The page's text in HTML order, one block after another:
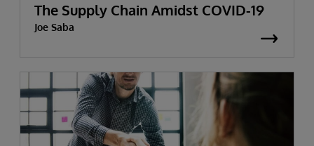
The Supply Chain Amidst COVID-19
Joe Saba